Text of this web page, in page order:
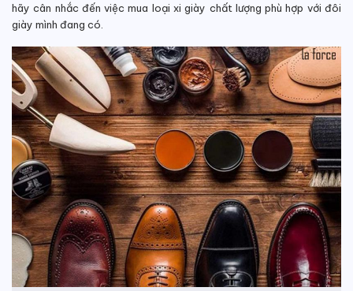
hãy cân nhắc đến việc mua loại xi giày chất lượng phù hợp với đôi
giày mình đang có.